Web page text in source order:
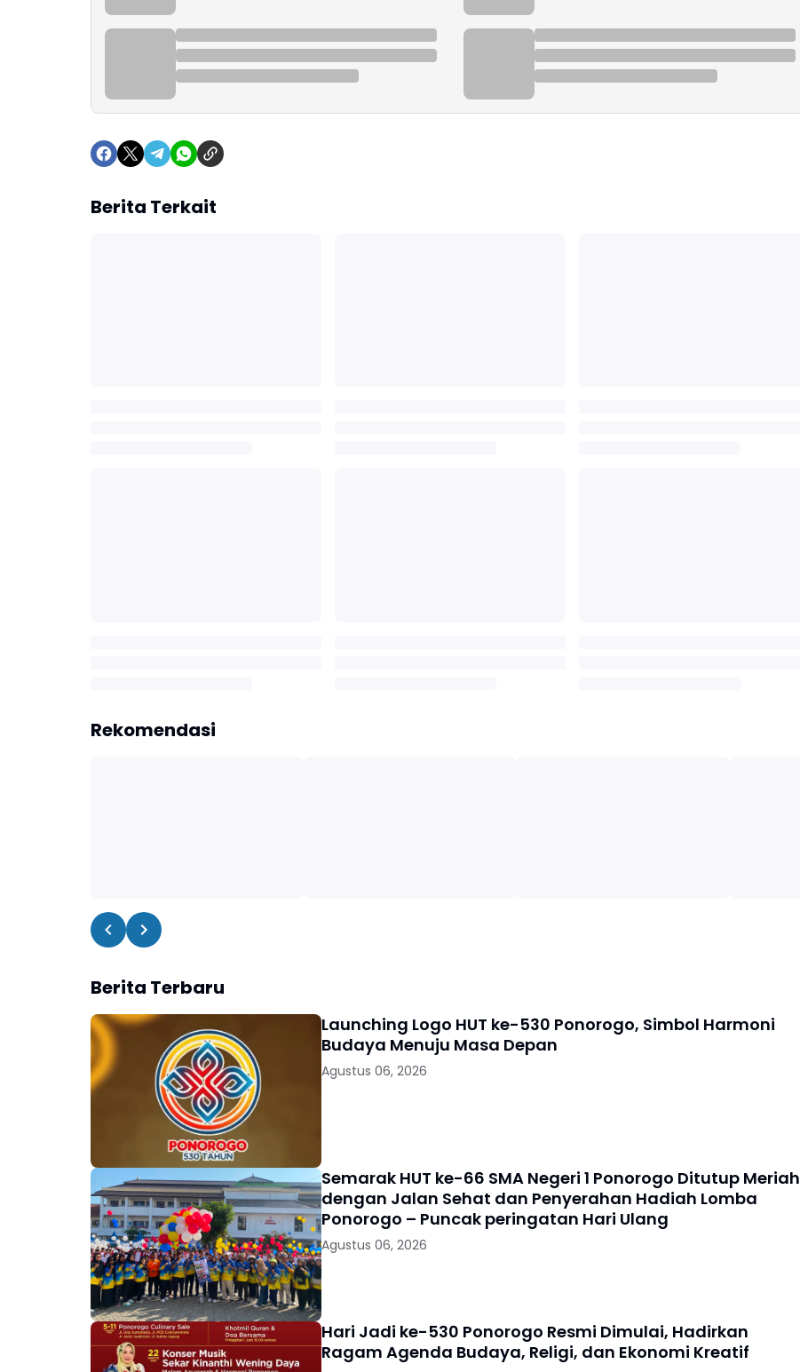
Berita Terkait
Rekomendasi
Berita Terbaru
Launching Logo HUT ke-530 Ponorogo, Simbol Harmoni
Budaya Menuju Masa Depan
Agustus 06, 2026
Semarak HUT ke-66 SMA Negeri 1 Ponorogo Ditutup Meriah
dengan Jalan Sehat dan Penyerahan Hadiah Lomba
Ponorogo – Puncak peringatan Hari Ulang
Agustus 06, 2026
Hari Jadi ke-530 Ponorogo Resmi Dimulai, Hadirkan
Ragam Agenda Budaya, Religi, dan Ekonomi Kreatif